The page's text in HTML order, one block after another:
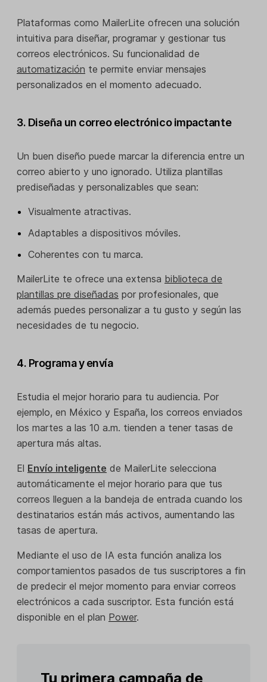
Plataformas como MailerLite ofrecen una solución
intuitiva para diseñar, programar y gestionar tus
correos electrónicos. Su funcionalidad de
automatización te permite enviar mensajes
personalizados en el momento adecuado.
3. Diseña un correo electrónico impactante
Un buen diseño puede marcar la diferencia entre un
correo abierto y uno ignorado. Utiliza plantillas
prediseñadas y personalizables que sean:
Visualmente atractivas.
Adaptables a dispositivos móviles.
Coherentes con tu marca.
MailerLite te ofrece una extensa biblioteca de
plantillas pre diseñadas por profesionales, que
además puedes personalizar a tu gusto y según las
necesidades de tu negocio.
4. Programa y envía
Estudia el mejor horario para tu audiencia. Por
ejemplo, en México y España, los correos enviados
los martes a las 10 a.m. tienden a tener tasas de
apertura más altas.
El Envío inteligente de MailerLite selecciona
automáticamente el mejor horario para que tus
correos lleguen a la bandeja de entrada cuando los
destinatarios están más activos, aumentando las
tasas de apertura.
Mediante el uso de IA esta función analiza los
comportamientos pasados de tus suscriptores a fin
de predecir el mejor momento para enviar correos
electrónicos a cada suscriptor. Esta función está
disponible en el plan Power.
Tu primera campaña de